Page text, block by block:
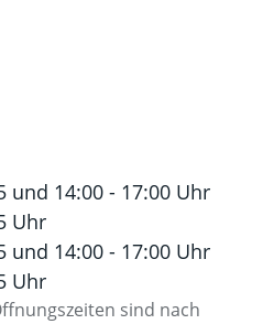
und 14:00 - 17:00 Uhr
Uhr
und 14:00 - 17:00 Uhr
Uhr
sind nach